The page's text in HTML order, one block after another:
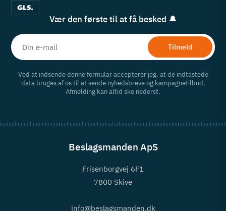
Vær den første til at få besked 🔔
Tilmeld
Ved at indsende denne formular accepterer jeg, at de indtastede
data bruges af os til at sende nyhedsbreve og kampagnetilbud.
Afmelding kan altid ske nederst.
Beslagsmanden ApS
Frisenborgvej 6F1
7800 Skive
info@beslagsmanden.dk